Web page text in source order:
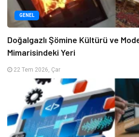
GENEL
Doğalgazlı Şömine Kültürü ve
Mimarisindeki Yeri
22 Tem 2026, Çar